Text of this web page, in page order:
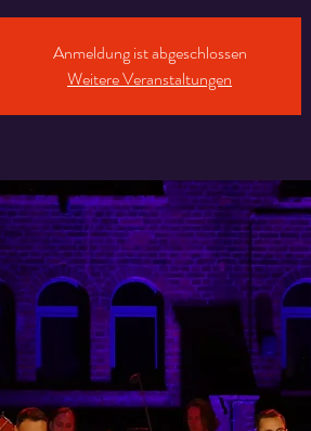
Anmeldung ist abgeschlossen
Weitere Veranstaltungen